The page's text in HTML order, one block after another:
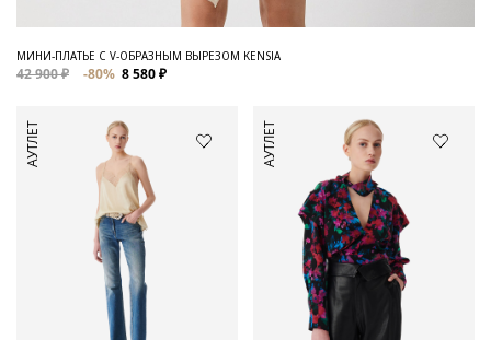
МИНИ-ПЛАТЬЕ С V-ОБРАЗНЫМ ВЫРЕЗОМ KENSIA
42 900 ₽ -80% 8 580 ₽
АУТЛЕТ АУТЛЕТ